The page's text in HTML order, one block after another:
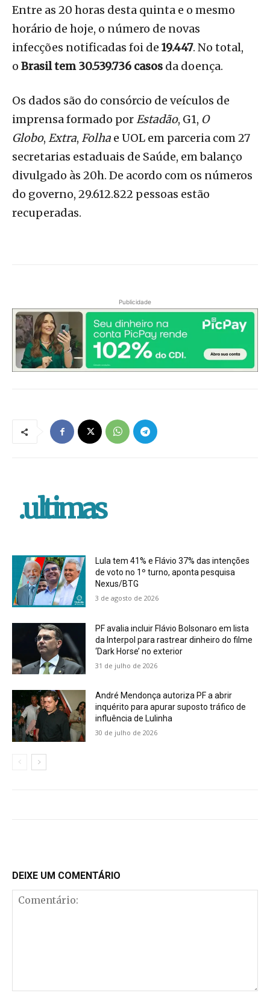
Entre as 20 horas desta quinta e o mesmo
horário de hoje, o número de novas
infecções notificadas foi de 19.447. No total,
o Brasil tem 30.539.736 casos da doença.
Os dados são do consórcio de veículos de
imprensa formado porEstadão, G1, O
Globo, Extra, Folha e UOL em parceria com 27
secretarias estaduais de Saúde, em balanço
divulgado às 20h. De acordo com os números
do governo, 29.612.822 pessoas estão
recuperadas.
Publicidade
.ultimas
Lula tem 41% e Flávio 37% das intenções
de voto no 1º turno, aponta pesquisa
Nexus/BTG
3 de agosto de 2026
PF avalia incluir Flávio Bolsonaro em lista
da Interpol para rastrear dinheiro do filme
‘Dark Horse’ no exterior
31 de julho de 2026
André Mendonça autoriza PF a abrir
inquérito para apurar suposto tráfico de
influência de Lulinha
30 de julho de 2026
DEIXE UM COMENTÁRIO